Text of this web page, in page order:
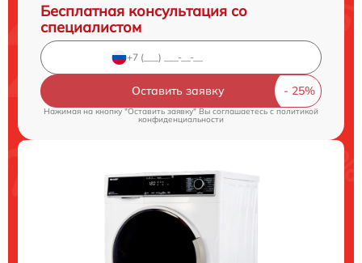
Бесплатная консультация со
специалистом
Оставить заявку
Нажимая на кнопку "Оставить заявку" Вы соглашаетесь cполитикой
конфиденциальности